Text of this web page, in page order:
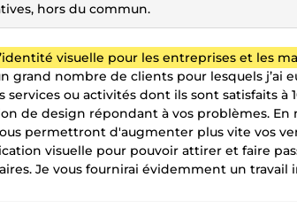
hors du commun.
visuelle pour les entreprises et les
grand nombre de clients pour lesquels j’ai
ou activités dont ils sont satisfaits à
de design répondant à vos problèmes.
permettront d'augmenter plus vite vos
visuelle pour pouvoir attirer et faire
Je vous fournirai évidemment un travail